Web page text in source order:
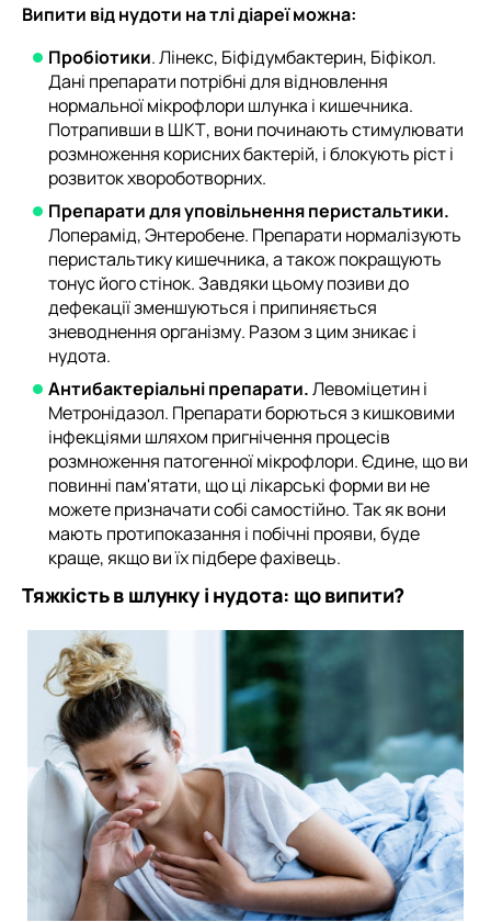
Випити від нудоти на тлі діареї можна:
Пробіотики. Лінекс, Біфідумбактерин, Біфікол.
Дані препарати потрібні для відновлення
нормальної мікрофлори шлунка і кишечника.
Потрапивши в ШКТ, вони починають стимулювати
розмноження корисних бактерій, і блокують ріст і
розвиток хвороботворних.
Препарати для уповільнення перистальтики.
Лоперамід, Энтеробене. Препарати нормалізують
перистальтику кишечника, а також покращують
тонус його стінок. Завдяки цьому позиви до
дефекації зменшуються і припиняється
зневоднення організму. Разом з цим зникає і
нудота.
Антибактеріальні препарати.Левоміцетин і
Метронідазол. Препарати борються з кишковими
інфекціями шляхом пригнічення процесів
розмноження патогенної мікрофлори. Єдине, що ви
повинні пам'ятати, що ці лікарські форми ви не
можете призначати собі самостійно. Так як вони
мають протипоказання і побічні прояви, буде
краще, якщо ви їх підбере фахівець.
Тяжкість в шлунку і нудота: що випити?